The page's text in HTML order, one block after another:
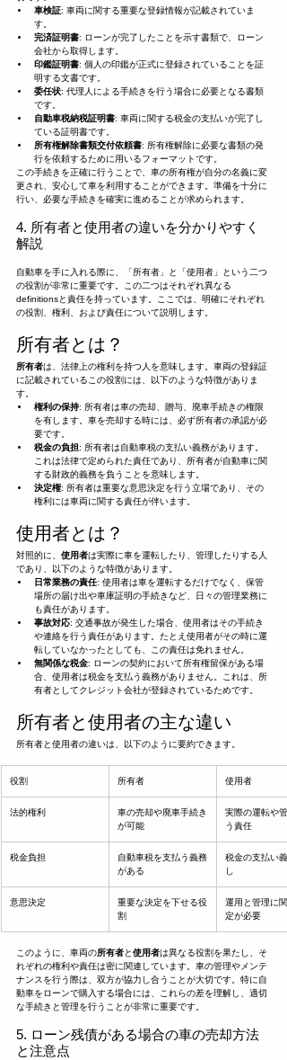
車検証: 車両に関する重要な登録情報が記載されていま
す。
完済証明書: ローンが完了したことを示す書類で、ローン
会社から取得します。
印鑑証明書: 個人の印鑑が正式に登録されていることを証
明する文書です。
委任状: 代理人による手続きを行う場合に必要となる書類
です。
自動車税納税証明書: 車両に関する税金の支払いが完了し
ている証明書です。
所有権解除書類交付依頼書: 所有権解除に必要な書類の発
行を依頼するために用いるフォーマットです。
この手続きを正確に行うことで、車の所有権が自分の名義に変
更され、安心して車を利用することができます。準備を十分に
行い、必要な手続きを確実に進めることが求められます。
4. 所有者と使用者の違いを分かりやすく
解説
自動車を手に入れる際に、「所有者」と「使用者」という二つ
の役割が非常に重要です。この二つはそれぞれ異なる
definitionsと責任を持っています。ここでは、明確にそれぞれ
の役割、権利、および責任について説明します。
所有者とは？
所有者は、法律上の権利を持つ人を意味します。車両の登録証
に記載されているこの役割には、以下のような特徴がありま
す。
権利の保持: 所有者は車の売却、贈与、廃車手続きの権限
を有します。車を売却する時には、必ず所有者の承認が必
要です。
税金の負担: 所有者は自動車税の支払い義務があります。
これは法律で定められた責任であり、所有者が自動車に関
する財政的義務を負うことを意味します。
決定権: 所有者は重要な意思決定を行う立場であり、その
権利には車両に関する責任が伴います。
使用者とは？
対照的に、 使用者は実際に車を運転したり、管理したりする人
であり、以下のような特徴があります。
日常業務の責任: 使用者は車を運転するだけでなく、保管
場所の届け出や車庫証明の手続きなど、日々の管理業務に
も責任があります。
事故対応: 交通事故が発生した場合、使用者はその手続き
や連絡を行う責任があります。たとえ使用者がその時に運
転していなかったとしても、この責任は免れません。
無関係な税金: ローンの契約において所有権留保がある場
合、使用者は税金を支払う義務がありません。これは、所
有者としてクレジット会社が登録されているためです。
所有者と使用者の主な違い
所有者と使用者の違いは、以下のように要約できます。
役割 所有者 使用者
法的権利
車の売却や廃車手続き
が可能
実際の運転や管
う責任
税金負担
自動車税を支払う義務
がある
税金の支払い義
し
意思決定
重要な決定を下せる役
割
運用と管理に関
定が必要
このように、車両の所有者と使用者は異なる役割を果たし、そ
れぞれの権利や責任は密に関連しています。車の管理やメンテ
ナンスを行う際は、双方が協力し合うことが大切です。特に自
動車をローンで購入する場合には、これらの差を理解し、適切
な手続きと管理を行うことが非常に重要です。
5. ローン残債がある場合の車の売却方法
と注意点